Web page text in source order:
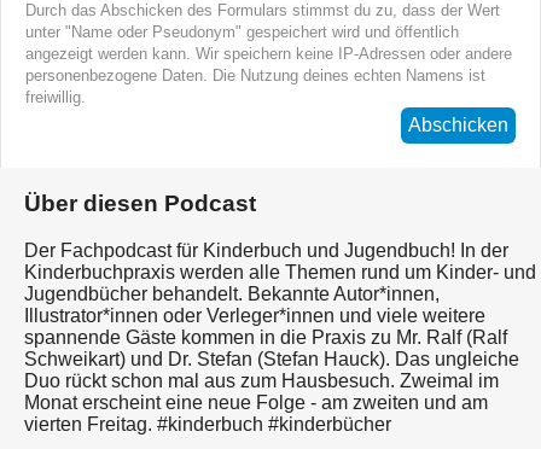
Durch das Abschicken des Formulars stimmst du zu, dass der Wert
unter "Name oder Pseudonym" gespeichert wird und öffentlich
angezeigt werden kann. Wir speichern keine IP-Adressen oder andere
personenbezogene Daten. Die Nutzung deines echten Namens ist
freiwillig.
Abschicken
Über diesen Podcast
Der Fachpodcast für Kinderbuch und Jugendbuch! In der
Kinderbuchpraxis werden alle Themen rund um Kinder- und
Jugendbücher behandelt. Bekannte Autor*innen,
Illustrator*innen oder Verleger*innen und viele weitere
spannende Gäste kommen in die Praxis zu Mr. Ralf (Ralf
Schweikart) und Dr. Stefan (Stefan Hauck). Das ungleiche
Duo rückt schon mal aus zum Hausbesuch. Zweimal im
Monat erscheint eine neue Folge - am zweiten und am
vierten Freitag. #kinderbuch #kinderbücher